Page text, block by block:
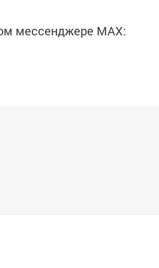
мессенджере MАХ: